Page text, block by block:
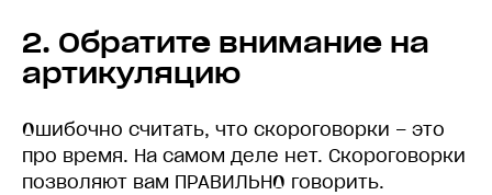
2. Обратите внимание на
артикуляцию
Ошибочно считать, что скороговорки – это
про время. На самом деле нет. Скороговорки
позволяют вам ПРАВИЛЬНО говорить.